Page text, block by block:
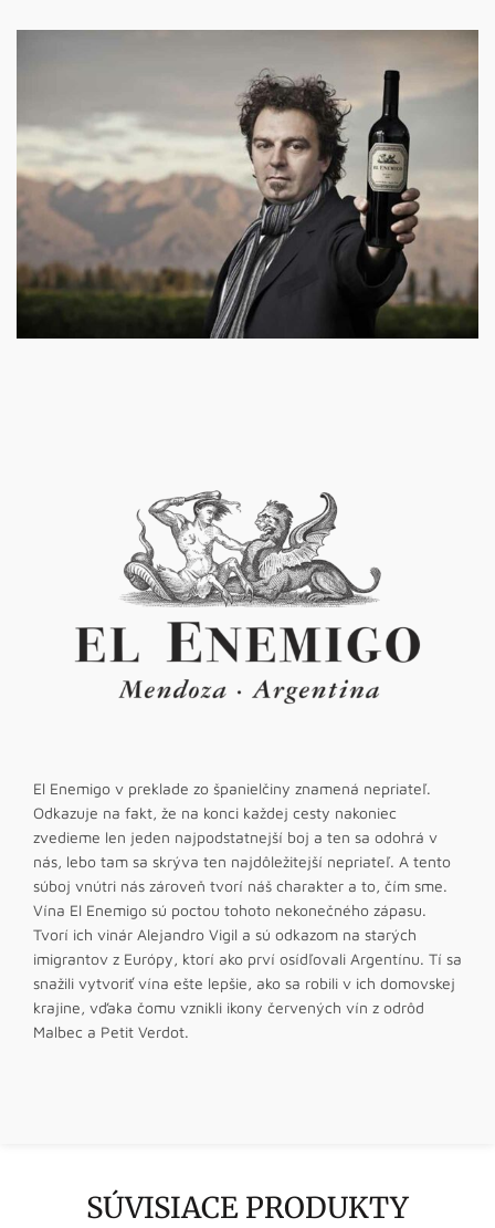
El Enemigo v preklade zo španielčiny znamená nepriateľ.
Odkazuje na fakt, že na konci každej cesty nakoniec
zvedieme len jeden najpodstatnejší boj a ten sa odohrá v
nás, lebo tam sa skrýva ten najdôležitejší nepriateľ. A tento
súboj vnútri nás zároveň tvorí náš charakter a to, čím sme.
Vína El Enemigo sú poctou tohoto nekonečného zápasu.
Tvorí ich vinár Alejandro Vigil a sú odkazom na starých
imigrantov z Európy, ktorí ako prví osídľovali Argentínu. Tí sa
snažili vytvoriť vína ešte lepšie, ako sa robili v ich domovskej
krajine, vďaka čomu vznikli ikony červených vín z odrôd
Malbec a Petit Verdot.
SÚVISIACE PRODUKTY